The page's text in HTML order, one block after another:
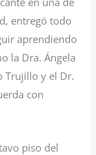
entregó todo
aprendiendo
la Dra. Ángela
Trujillo y el Dr.
con
piso del